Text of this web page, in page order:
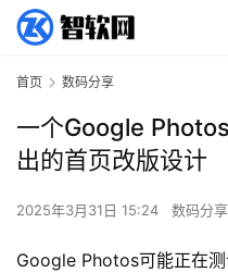
首页 数码分享
一个Google
出的首页改版设计
2025年3月31日 15:24 数码分享
Google Photos可能正在